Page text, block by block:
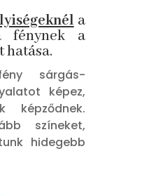
a
fénynek a
hatása.
sárgás-
képez,
képződnek.
színeket,
hidegebb